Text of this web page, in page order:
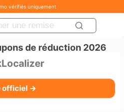
vérifiés uniquement
de réduction 2026
officiel →